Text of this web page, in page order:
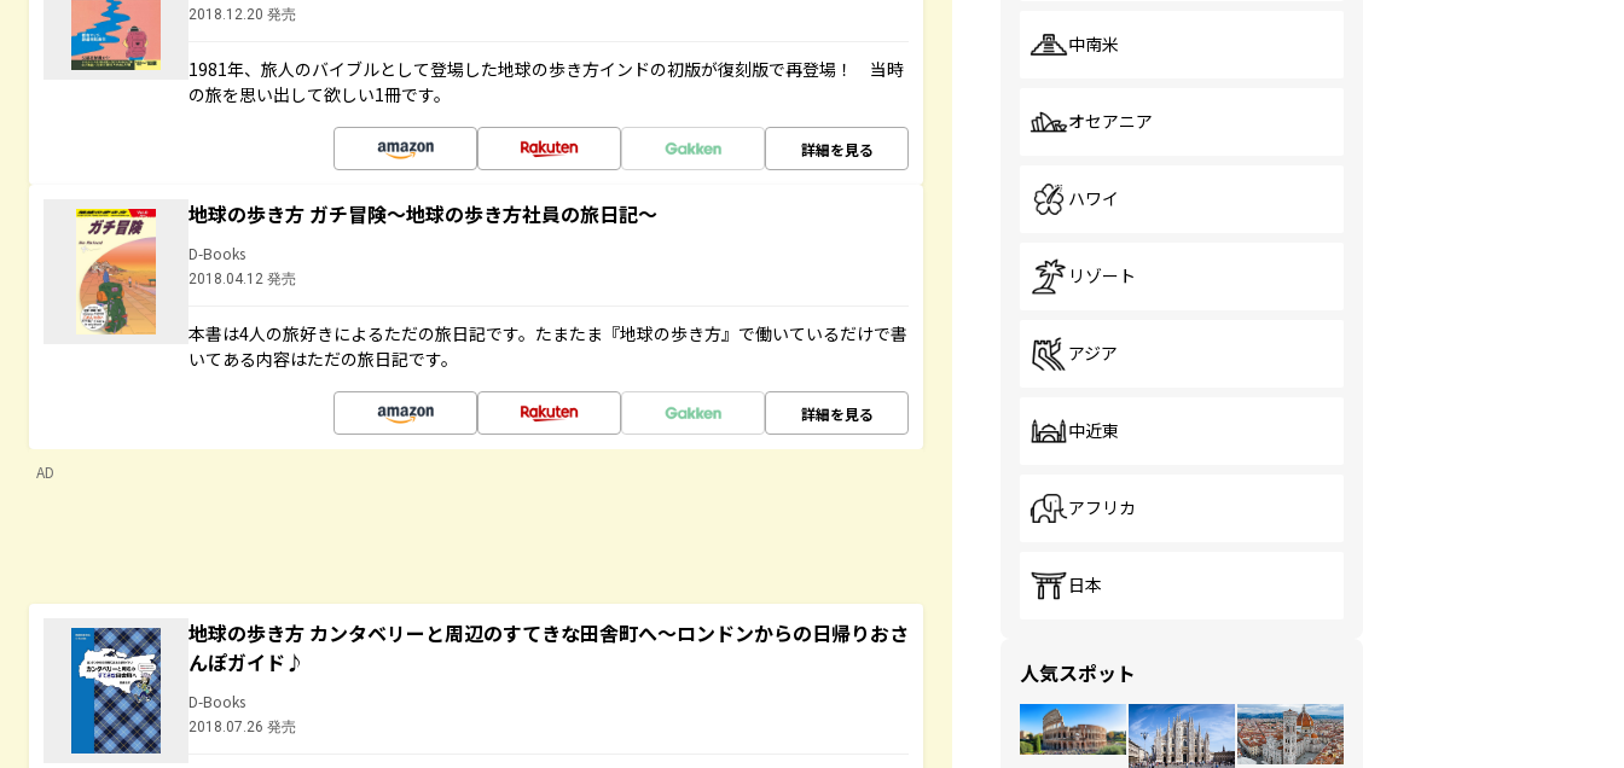
2018.12.20 発売
1981年、旅人のバイブルとして登場した地球の歩き方インドの初版が復刻版で再登場！ 当時
の旅を思い出して欲しい1冊です。
詳細を見る
地球の歩き方 ガチ冒険～地球の歩き方社員の旅日記～
D-Books
2018.04.12 発売
本書は4人の旅好きによるただの旅日記です。たまたま『地球の歩き方』で働いているだけで書
いてある内容はただの旅日記です。
詳細を見る
AD
地球の歩き方 カンタベリーと周辺のすてきな田舎町へ～ロンドンからの日帰りおさ
んぽガイド♪
D-Books
2018.07.26 発売
中南米
オセアニア
ハワイ
リゾート
アジア
中近東
アフリカ
日本
人気スポット